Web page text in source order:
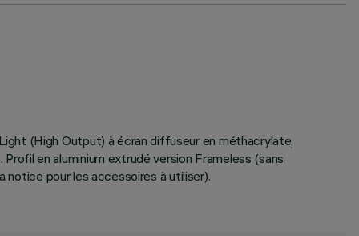
(High Output) à écran diffuseur en méthacrylate,
en aluminium extrudé version Frameless (sans
notice pour les accessoires à utiliser).